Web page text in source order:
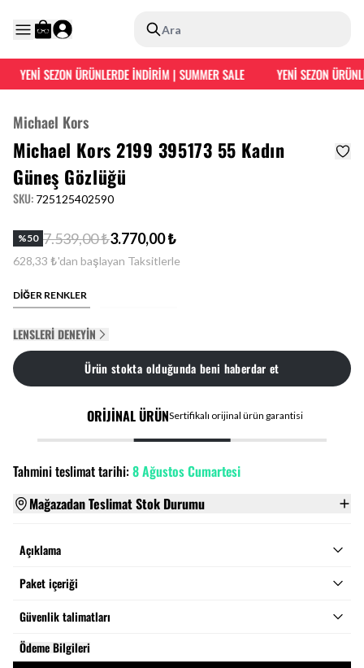
Ara
YENİ SEZON ÜRÜNLERDE İNDİRİM | SUMMER SALE YENİ SEZON
Michael Kors
Michael Kors 2199 395173 55 Kadın
Güneş Gözlüğü
SKU: 725125402590
%50 7.539,00 ₺3.770,00 ₺
628,33 ₺'dan başlayan Taksitlerle
DİĞER RENKLER
LENSLERI DENEYIN
Ürün stokta olduğunda beni haberdar et
ORİJİNAL ÜRÜNSertifikalı orijinal ürün garantisi
Tahmini teslimat tarihi:8 Ağustos Cumartesi
Mağazadan Teslimat Stok Durumu
Açıklama
Paket içeriği
Güvenlik talimatları
Ödeme Bilgileri